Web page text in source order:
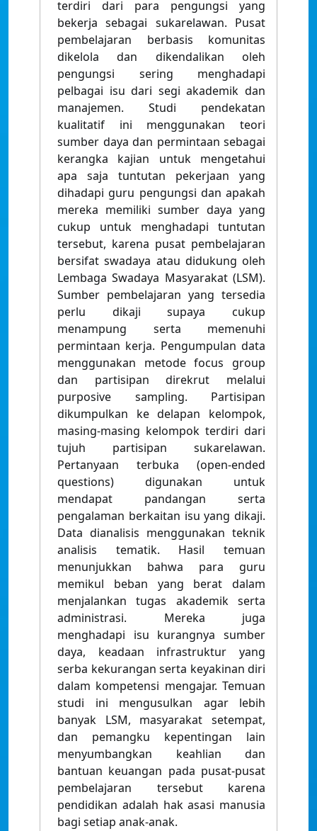
terdiri dari para pengungsi yang
bekerja sebagai sukarelawan. Pusat
pembelajaran berbasis komunitas
dikelola dan dikendalikan oleh
pengungsi sering menghadapi
pelbagai isu dari segi akademik dan
manajemen. Studi pendekatan
kualitatif ini menggunakan teori
sumber daya dan permintaan sebagai
kerangka kajian untuk mengetahui
apa saja tuntutan pekerjaan yang
dihadapi guru pengungsi dan apakah
mereka memiliki sumber daya yang
cukup untuk menghadapi tuntutan
tersebut, karena pusat pembelajaran
bersifat swadaya atau didukung oleh
Lembaga Swadaya Masyarakat (LSM).
Sumber pembelajaran yang tersedia
perlu dikaji supaya cukup
menampung serta memenuhi
permintaan kerja. Pengumpulan data
menggunakan metode focus group
dan partisipan direkrut melalui
purposive sampling. Partisipan
dikumpulkan ke delapan kelompok,
masing-masing kelompok terdiri dari
tujuh partisipan sukarelawan.
Pertanyaan terbuka (open-ended
questions) digunakan untuk
mendapat pandangan serta
pengalaman berkaitan isu yang dikaji.
Data dianalisis menggunakan teknik
analisis tematik. Hasil temuan
menunjukkan bahwa para guru
memikul beban yang berat dalam
menjalankan tugas akademik serta
administrasi. Mereka juga
menghadapi isu kurangnya sumber
daya, keadaan infrastruktur yang
serba kekurangan serta keyakinan diri
dalam kompetensi mengajar. Temuan
studi ini mengusulkan agar lebih
banyak LSM, masyarakat setempat,
dan pemangku kepentingan lain
menyumbangkan keahlian dan
bantuan keuangan pada pusat-pusat
pembelajaran tersebut karena
pendidikan adalah hak asasi manusia
bagi setiap anak-anak.